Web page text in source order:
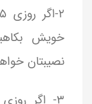
خویش
نصیبتان